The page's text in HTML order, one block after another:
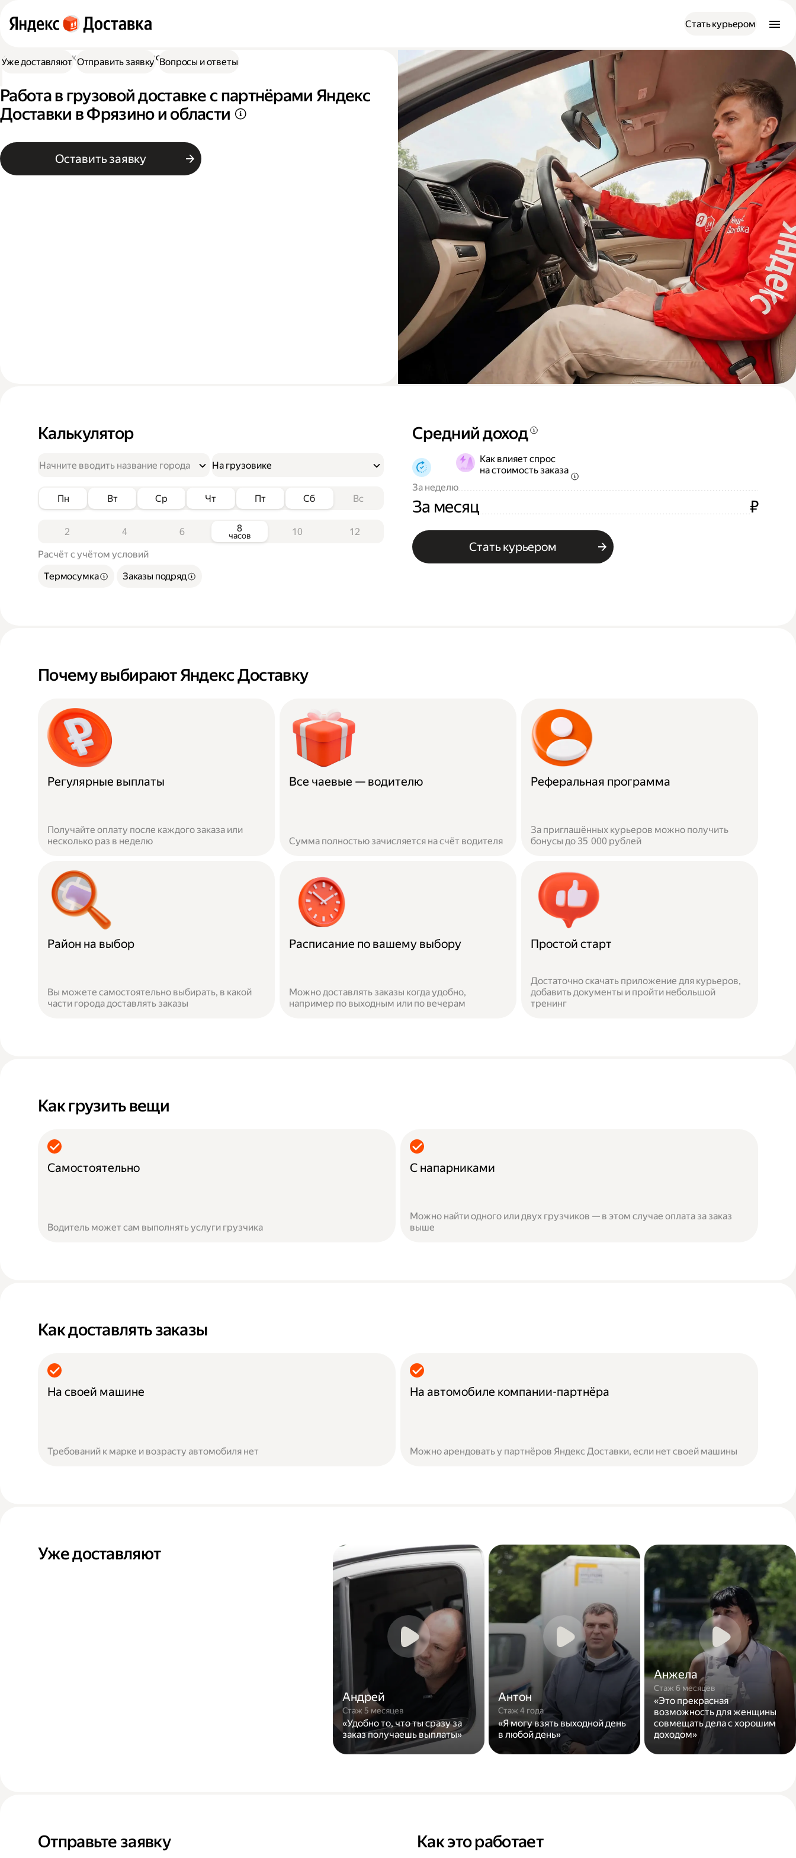
Стать курьером
Работа в Доставке Работа в грузовой доставке
Работа в грузовой доставке с партнёрами Яндекс
Доставки в Фрязино и области
Оставить заявку
Уже доставляют Отправить заявку Вопросы и ответы
Калькулятор
На грузовике
Пн Вт Ср Чт Пт Сб Вс
2 4 6 8
часов 10 12
Расчёт с учётом условий
Термосумка
Заказы подряд
Средний доход
Как влияет спрос
на стоимость заказа
За неделю
За месяц ₽
Стать курьером
Почему выбирают Яндекс Доставку
Регулярные выплаты
Получайте оплату после каждого заказа или
несколько раз в неделю
Все чаевые — водителю
Сумма полностью зачисляется на счёт водителя
Реферальная программа
За приглашённых курьеров можно получить
бонусы до 35 000 рублей
Район на выбор
Вы можете самостоятельно выбирать, в какой
части города доставлять заказы
Расписание по вашему выбору
Можно доставлять заказы когда удобно,
например по выходным или по вечерам
Простой старт
Достаточно скачать приложение для курьеров,
добавить документы и пройти небольшой
тренинг
Как грузить вещи
Самостоятельно
Водитель может сам выполнять услуги грузчика
С напарниками
Можно найти одного или двух грузчиков — в этом случае оплата за заказ
выше
Как доставлять заказы
На своей машине
Требований к марке и возрасту автомобиля нет
На автомобиле компании-партнёра
Можно арендовать у партнёров Яндекс Доставки, если нет своей машины
Уже доставляют
Андрей
Стаж 5 месяцев
«Удобно то, что ты сразу за
заказ получаешь выплаты»
Антон
Стаж 4 года
«Я могу взять выходной день
в любой день»
Анжела
Стаж 6 месяцев
«Это прекрасная
возможность для женщины
совмещать дела с хорошим
доходом»
Отправьте заявку Как это работает